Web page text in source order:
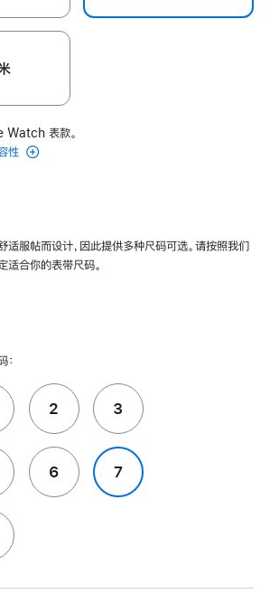
Watch 表款。
性
适服帖而设计，因此提供多种尺码可选。请按照我们
适合你的表带尺码。
2 3
6 7